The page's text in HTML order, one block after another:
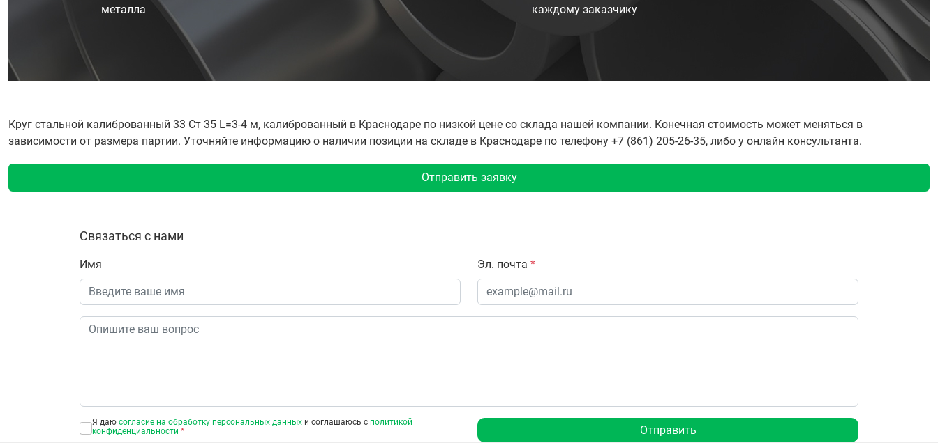
металла
каждому заказчику
Круг стальной калиброванный 33 Ст 35 L=3-4 м, калиброванный в Краснодаре по низкой цене со склада нашей компании. Конечная стоимость может меняться в
зависимости от размера партии. Уточняйте информацию о наличии позиции на складе в Краснодаре по телефону +7 (861) 205-26-35, либо у онлайн консультанта.
Отправить заявку
Связаться с нами
Имя Эл. почта *
Я даю согласие на обработку персональных данных и соглашаюсь с политикой
конфиденциальности * Отправить